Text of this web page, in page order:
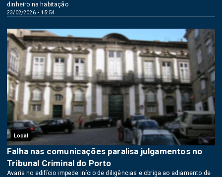
23/02/2026 • 15:54
dinheiro na habitação
Local
Falha nas comunicações paralisa julgamentos no
Tribunal Criminal do Porto
Avaria no edifício impede início de diligências e obriga ao adiamento de